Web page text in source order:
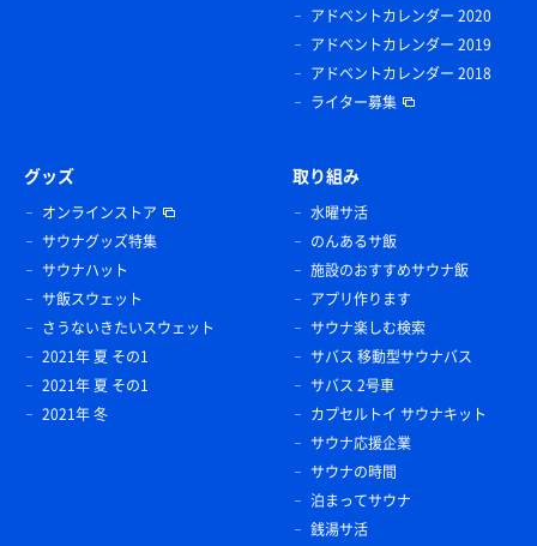
アドベントカレンダー 2020
アドベントカレンダー 2019
アドベントカレンダー 2018
ライター募集
グッズ
オンラインストア
サウナグッズ特集
サウナハット
サ飯スウェット
さうないきたいスウェット
2021年 夏 その1
2021年 夏 その1
2021年 冬
取り組み
水曜サ活
のんあるサ飯
施設のおすすめサウナ飯
アプリ作ります
サウナ楽しむ検索
サバス 移動型サウナバス
サバス 2号車
カプセルトイ サウナキット
サウナ応援企業
サウナの時間
泊まってサウナ
銭湯サ活